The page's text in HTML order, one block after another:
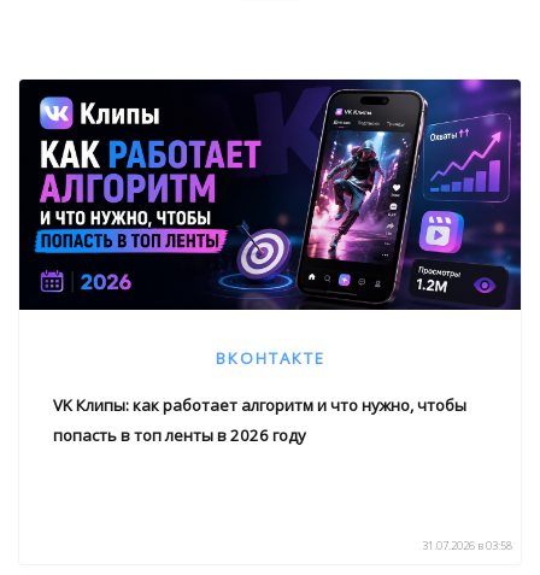
ВКОНТАКТЕ
VK Клипы: как работает алгоритм и что нужно, чтобы
попасть в топ ленты в 2026 году
31.07.2026 в 03:58